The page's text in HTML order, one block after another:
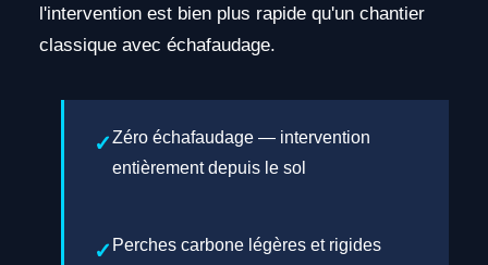
l'intervention est bien plus rapide qu'un chantier
classique avec échafaudage.
Zéro échafaudage — intervention
entièrement depuis le sol
Perches carbone légères et rigides